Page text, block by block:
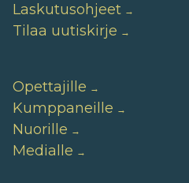
Laskutusohjeet
Tilaa uutiskirje
Opettajille
Kumppaneille
Nuorille
Medialle